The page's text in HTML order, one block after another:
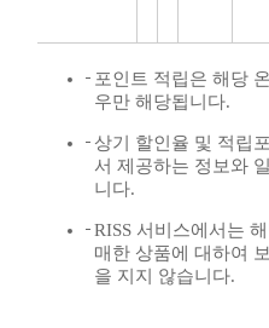
포인트 적립은 해당
우만 해당됩니다.
상기 할인율 및 적립
서 제공하는 정보와
니다.
RISS 서비스에서는
매한 상품에 대하여
을 지지 않습니다.